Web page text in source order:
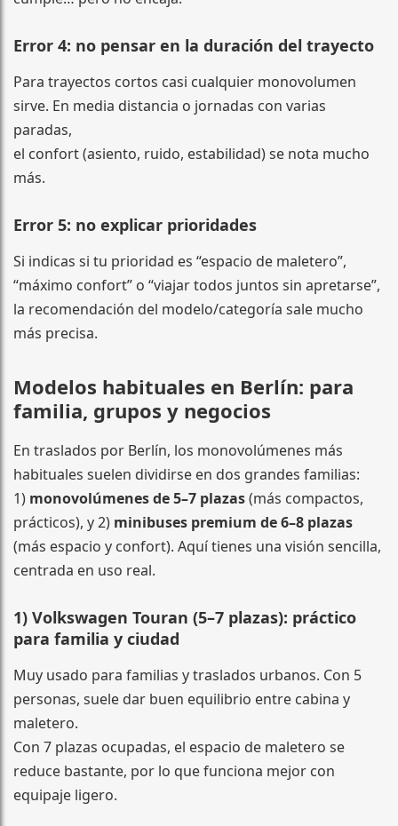
Error 4: no pensar en la duración del trayecto
Para trayectos cortos casi cualquier monovolumen
sirve. En media distancia o jornadas con varias
paradas,
el confort (asiento, ruido, estabilidad) se nota mucho
más.
Error 5: no explicar prioridades
Si indicas si tu prioridad es “espacio de maletero”,
“máximo confort” o “viajar todos juntos sin apretarse”,
la recomendación del modelo/categoría sale mucho
más precisa.
Modelos habituales en Berlín: para
familia, grupos y negocios
En traslados por Berlín, los monovolúmenes más
habituales suelen dividirse en dos grandes familias:
1) monovolúmenes de 5–7 plazas(más compactos,
prácticos), y 2) minibuses premium de 6–8 plazas
(más espacio y confort). Aquí tienes una visión sencilla,
centrada en uso real.
1) Volkswagen Touran (5–7 plazas): práctico
para familia y ciudad
Muy usado para familias y traslados urbanos. Con 5
personas, suele dar buen equilibrio entre cabina y
maletero.
Con 7 plazas ocupadas, el espacio de maletero se
reduce bastante, por lo que funciona mejor con
equipaje ligero.